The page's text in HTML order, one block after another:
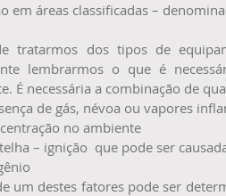
em áreas classificadas –
tratarmos dos tipos de
lembrarmos o que é
É necessária a combinação de
de gás, névoa ou vapores
no ambiente
– ignição  que pode ser
um destes fatores pode ser